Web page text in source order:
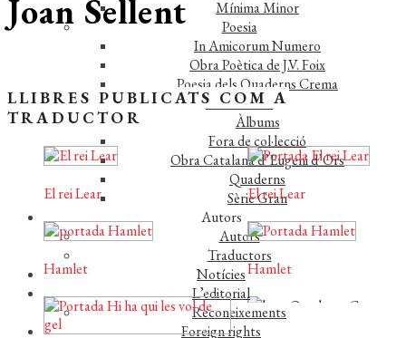
Mínima Minor
Poesia
In Amicorum Numero
Obra Poètica de J.V. Foix
Poesia dels Quaderns Crema
Miscel·lània
Àlbums
Fora de col·lecció
Obra Catalana d’Eugeni d’Ors
Quaderns
Sèrie Gran
Autors
Autors
Traductors
Notícies
L’editorial
Reconeixements
Foreign rights
Joan Sellent
LLIBRES PUBLICATS COM A
TRADUCTOR
El rei Lear El rei Lear
Hamlet Hamlet